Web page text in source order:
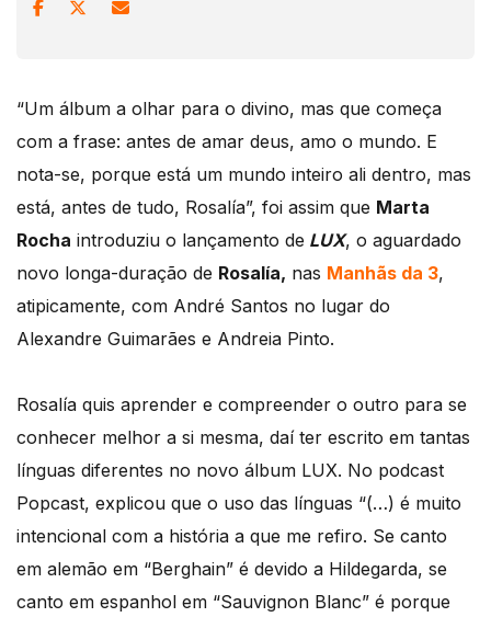
“Um álbum a olhar para o divino, mas que começa
com a frase: antes de amar deus, amo o mundo. E
nota-se, porque está um mundo inteiro ali dentro, mas
está, antes de tudo, Rosalía”, foi assim que Marta
Rocha introduziu o lançamento de LUX, o aguardado
novo longa-duração de Rosalía, nas Manhãs da 3,
atipicamente, com André Santos no lugar do
Alexandre Guimarães e Andreia Pinto.
Rosalía quis aprender e compreender o outro para se
conhecer melhor a si mesma, daí ter escrito em tantas
línguas diferentes no novo álbum LUX. No podcast
Popcast, explicou que o uso das línguas “(…) é muito
intencional com a história a que me refiro. Se canto
em alemão em “Berghain” é devido a Hildegarda, se
canto em espanhol em “Sauvignon Blanc” é porque